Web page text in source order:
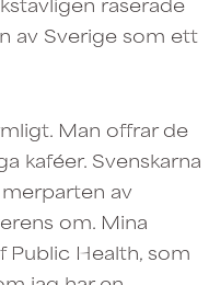
av Sverige som ett
Man offrar de
kaféer. Svenskarna
av
om. Mina
Public Health, som